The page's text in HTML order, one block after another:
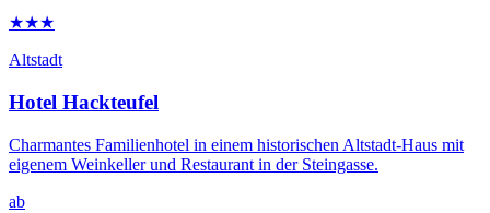
★★★
Altstadt
Hotel Hackteufel
Charmantes Familienhotel in einem historischen Altstadt-Haus mit
eigenem Weinkeller und Restaurant in der Steingasse.
ab